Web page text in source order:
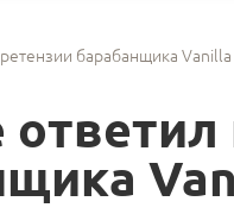
барабанщика